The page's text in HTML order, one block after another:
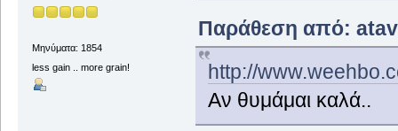
Μηνύματα: 1854
less gain .. more grain!
Παράθεση από: atav
http://
Αν θυμάμαι καλά..